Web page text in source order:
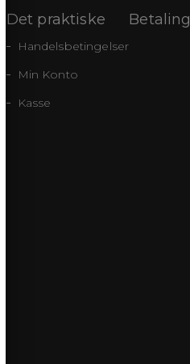
Det praktiske
Handelsbetingelser
Min Konto
Kasse
Betaling